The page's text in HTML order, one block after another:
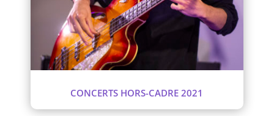
CONCERTS HORS-CADRE 2021